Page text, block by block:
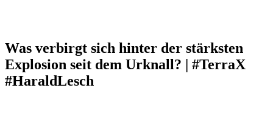
Was verbirgt sich hinter der stärksten
Explosion seit dem Urknall? | #TerraX
#HaraldLesch